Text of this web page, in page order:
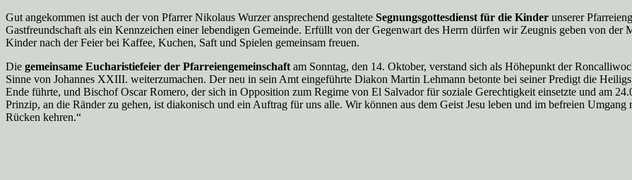
Gut angekommen ist auch der von Pfarrer Nikolaus Wurzer ansprechend gestaltete Segnungsgottesdienst für die Kinder unserer
Gastfreundschaft als ein Kennzeichen einer lebendigen Gemeinde. Erfüllt von der Gegenwart des Herrn dürfen wir Zeugnis geben von
Kinder nach der Feier bei Kaffee, Kuchen, Saft und Spielen gemeinsam freuen.
Die gemeinsame Eucharistiefeier der Pfarreiengemeinschaft am Sonntag, den 14. Oktober, verstand sich als Höhepunkt der
Sinne von Johannes XXIII. weiterzumachen. Der neu in sein Amt eingeführte Diakon Martin Lehmann betonte bei seiner Predigt die
Ende führte, und Bischof Oscar Romero, der sich in Opposition zum Regime von El Salvador für soziale Gerechtigkeit einsetzte und am
Prinzip, an die Ränder zu gehen, ist diakonisch und ein Auftrag für uns alle. Wir können aus dem Geist Jesu leben und im befreien
Rücken kehren.“